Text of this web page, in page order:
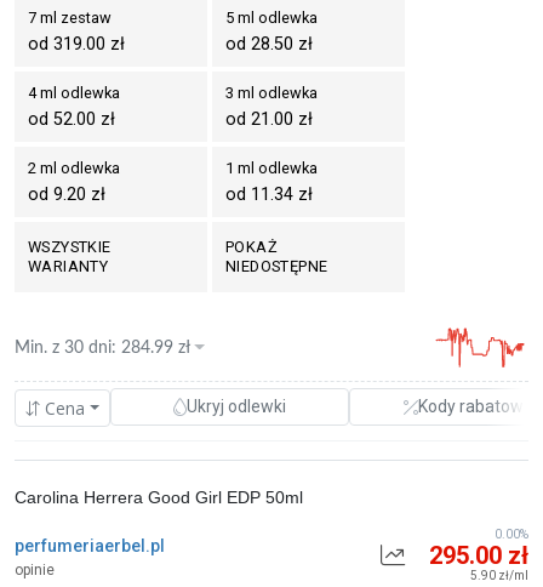
7 ml zestaw
od 319.00 zł
5 ml odlewka
od 28.50 zł
4 ml odlewka
od 52.00 zł
3 ml odlewka
od 21.00 zł
2 ml odlewka
od 9.20 zł
1 ml odlewka
od 11.34 zł
WSZYSTKIE
WARIANTY
POKAŻ
NIEDOSTĘPNE
Cena Ukryj odlewki Kody rabatowe
Min. z 30 dni: 284.99 zł
perfumeriaerbel.pl
opinie
Carolina Herrera Good Girl EDP 50ml
295.00 zł
5.90 zł/ml
0.00%